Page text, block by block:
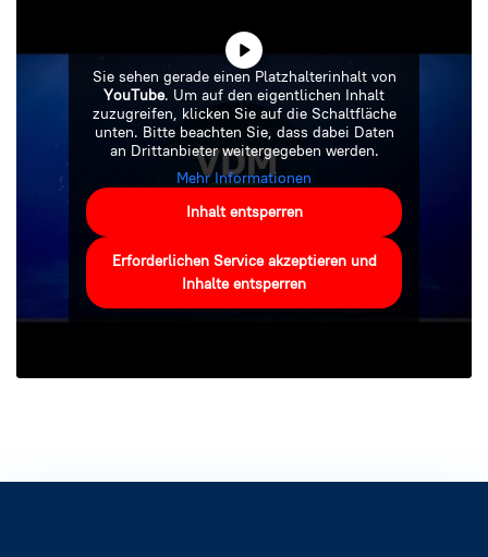
Sie sehen gerade einen Platzhalterinhalt von
YouTube. Um auf den eigentlichen Inhalt
zuzugreifen, klicken Sie auf die Schaltfläche
unten. Bitte beachten Sie, dass dabei Daten
an Drittanbieter weitergegeben werden.
Mehr Informationen
Inhalt entsperren
Erforderlichen Service akzeptieren und
Inhalte entsperren